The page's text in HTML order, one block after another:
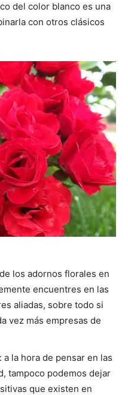
del color blanco es una
con otros clásicos
los adornos florales en
encuentres en las
aliadas, sobre todo si
vez más empresas de
: a la hora de pensar en las
tampoco podemos dejar
que existen en